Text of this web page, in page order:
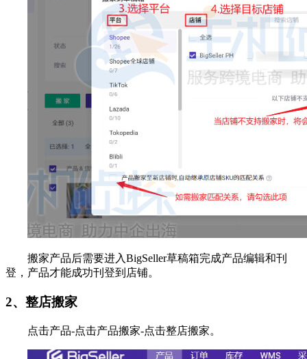
搬家产品后需要进入BigSeller草稿箱完成产品编辑和刊
登，产品才能成功刊登到店铺。
2、整店搬家
点击产品-点击产品搬家-点击整店搬家。